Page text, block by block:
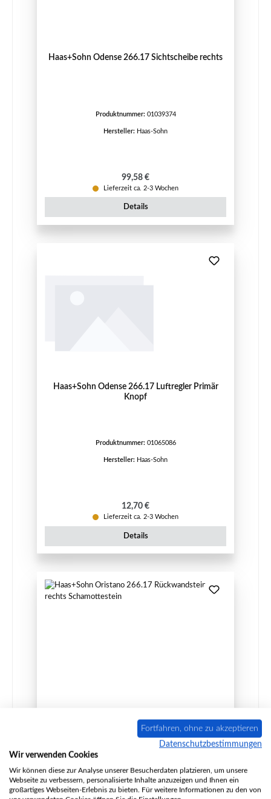
Haas+Sohn Odense 266.17 Sichtscheibe rechts
Produktnummer: 01039374
Hersteller: Haas-Sohn
Regulärer Preis:
99,58 €
Lieferzeit ca. 2-3 Wochen
Details
Haas+Sohn Odense 266.17 Luftregler Primär
Knopf
Produktnummer: 01065086
Hersteller: Haas-Sohn
Regulärer Preis:
12,70 €
Lieferzeit ca. 2-3 Wochen
Details
Produktnummer:01065087
Hersteller:Haas-Sohn
Fortfahren, ohne zu akzeptieren
Datenschutzbestimmungen
Wir verwenden Cookies
Wir können diese zur Analyse unserer Besucherdaten platzieren, um unsere
Webseite zu verbessern, personalisierte Inhalte anzuzeigen und Ihnen ein
großartiges Webseiten-Erlebnis zu bieten. Für weitere Informationen zu den von